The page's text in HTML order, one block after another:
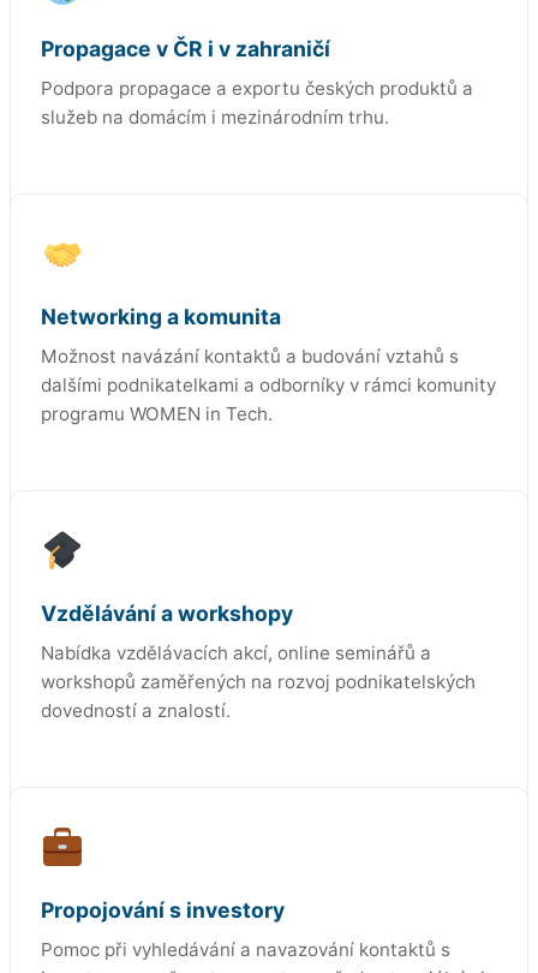
Propagace v ČR i v zahraničí
Podpora propagace a exportu českých produktů a
služeb na domácím i mezinárodním trhu.
Networking a komunita
Možnost navázání kontaktů a budování vztahů s
dalšími podnikatelkami a odborníky v rámci komunity
programu WOMEN in Tech.
Vzdělávání a workshopy
Nabídka vzdělávacích akcí, online seminářů a
workshopů zaměřených na rozvoj podnikatelských
dovedností a znalostí.
Propojování s investory
Pomoc při vyhledávání a navazování kontaktů s